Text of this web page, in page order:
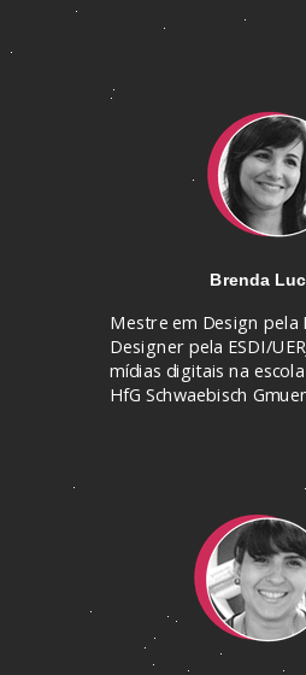
Brenda
Mestre em Design pela
Designer pela ESDI/
mídias digitais na
HfG Schwaebisch